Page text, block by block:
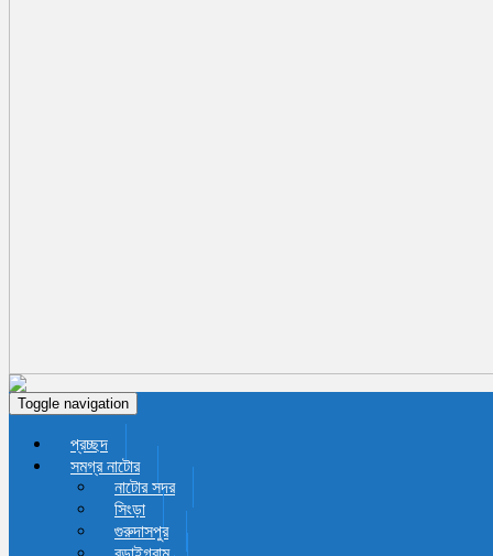
Toggle navigation
প্রচ্ছদ
সমগ্র নাটোর
নাটোর সদর
সিংড়া
গুরুদাসপুর